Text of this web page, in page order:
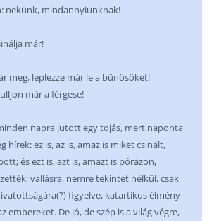
nekünk, mindannyiunknak!
már!
meg, leplezze már le a bűnösöket!
már a férgese!
napra jutott egy tojás, mert naponta
hírek: ez is, az is, amaz is miket csinált,
és ezt is, azt is, amazt is pórázon,
vallásra, nemre tekintet nélkül, csak
figyelve, katartikus élmény
embereket. De jó, de szép is a világ végre,